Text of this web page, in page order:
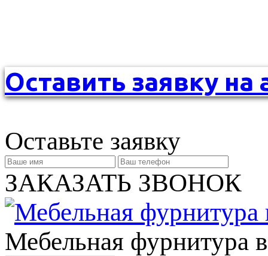
Оставить заявку на
Оставьте заявку
ЗАКАЗАТЬ ЗВОНОК
Мебельная фурнитура